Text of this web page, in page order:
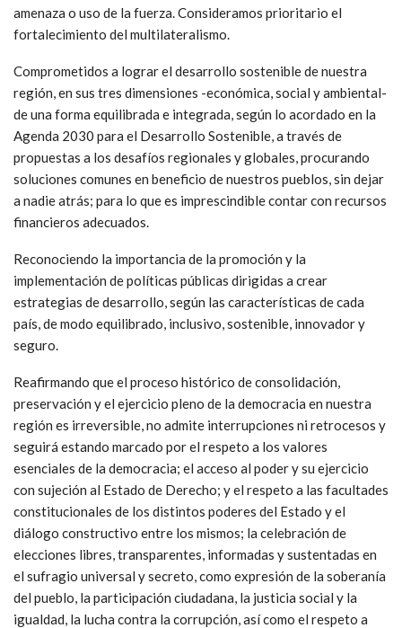
amenaza o uso de la fuerza. Consideramos prioritario el
fortalecimiento del multilateralismo.
Comprometidos a lograr el desarrollo sostenible de nuestra
región, en sus tres dimensiones -económica, social y ambiental-
de una forma equilibrada e integrada, según lo acordado en la
Agenda 2030 para el Desarrollo Sostenible, a través de
propuestas a los desafíos regionales y globales, procurando
soluciones comunes en beneficio de nuestros pueblos, sin dejar
a nadie atrás; para lo que es imprescindible contar con recursos
financieros adecuados.
Reconociendo la importancia de la promoción y la
implementación de políticas públicas dirigidas a crear
estrategias de desarrollo, según las características de cada
país, de modo equilibrado, inclusivo, sostenible, innovador y
seguro.
Reafirmando que el proceso histórico de consolidación,
preservación y el ejercicio pleno de la democracia en nuestra
región es irreversible, no admite interrupciones ni retrocesos y
seguirá estando marcado por el respeto a los valores
esenciales de la democracia; el acceso al poder y su ejercicio
con sujeción al Estado de Derecho; y el respeto a las facultades
constitucionales de los distintos poderes del Estado y el
diálogo constructivo entre los mismos; la celebración de
elecciones libres, transparentes, informadas y sustentadas en
el sufragio universal y secreto, como expresión de la soberanía
del pueblo, la participación ciudadana, la justicia social y la
igualdad, la lucha contra la corrupción, así como el respeto a